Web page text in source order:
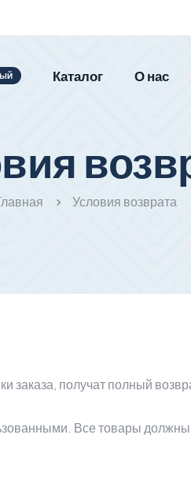
Каталог О нас
Условия возврата
заказа, получат полный
Все товары